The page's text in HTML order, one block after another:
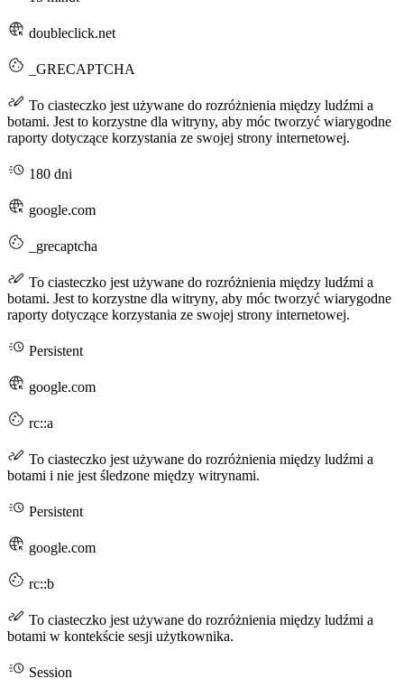
doubleclick.net
_GRECAPTCHA
To ciasteczko jest używane do rozróżnienia między ludźmi a
botami. Jest to korzystne dla witryny, aby móc tworzyć wiarygodne
raporty dotyczące korzystania ze swojej strony internetowej.
180 dni
google.com
_grecaptcha
To ciasteczko jest używane do rozróżnienia między ludźmi a
botami. Jest to korzystne dla witryny, aby móc tworzyć wiarygodne
raporty dotyczące korzystania ze swojej strony internetowej.
Persistent
google.com
rc::a
To ciasteczko jest używane do rozróżnienia między ludźmi a
botami i nie jest śledzone między witrynami.
Persistent
google.com
rc::b
To ciasteczko jest używane do rozróżnienia między ludźmi a
botami w kontekście sesji użytkownika.
Session